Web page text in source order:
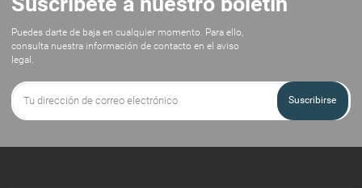
Puedes darte de baja en cualquier momento. Para ello,
consulta nuestra información de contacto en el aviso
legal.
Suscribirse